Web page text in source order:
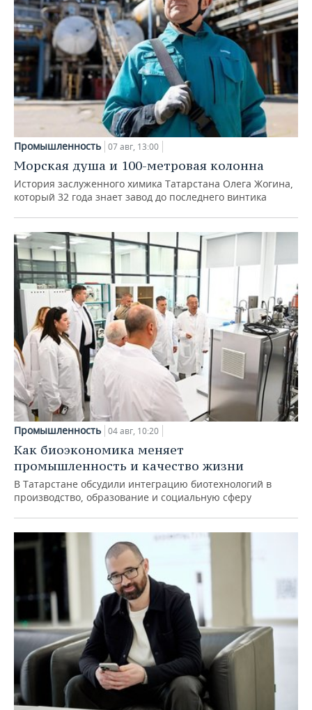
Промышленность 07 авг, 13:00
Морская душа и 100-метровая колонна
История заслуженного химика Татарстана Олега Жогина,
который 32 года знает завод до последнего винтика
Промышленность 04 авг, 10:20
Как биоэкономика меняет
промышленность и качество жизни
В Татарстане обсудили интеграцию биотехнологий в
производство, образование и социальную сферу